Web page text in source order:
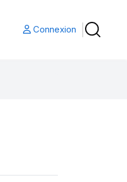
Connexion